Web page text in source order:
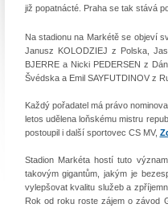
již popatnácté. Praha se tak stává
Na stadionu na Markétě se objeví
Janusz KOLODZIEJ z Polska,
BJERRE a Nicki PEDERSEN z
Švédska a Emil SAYFUTDINOV z
Každý pořadatel má právo
letos udělena loňskému mistru
postoupil i další sportovec CS MV,
Stadion Markéta hostí tuto
takovým gigantům, jakým je
vylepšovat kvalitu služeb a
Rok od roku roste zájem o závod